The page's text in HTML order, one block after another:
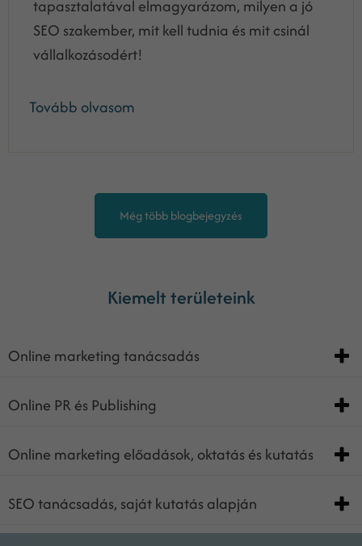
tapasztalatával elmagyarázom, milyen a jó
SEO szakember, mit kell tudnia és mit csinál
vállalkozásodért!
Tovább olvasom
Még több blogbejegyzés
Kiemelt területeink
Online marketing tanácsadás
Online PR és Publishing
Online marketing előadások, oktatás és kutatás
SEO tanácsadás, saját kutatás alapján